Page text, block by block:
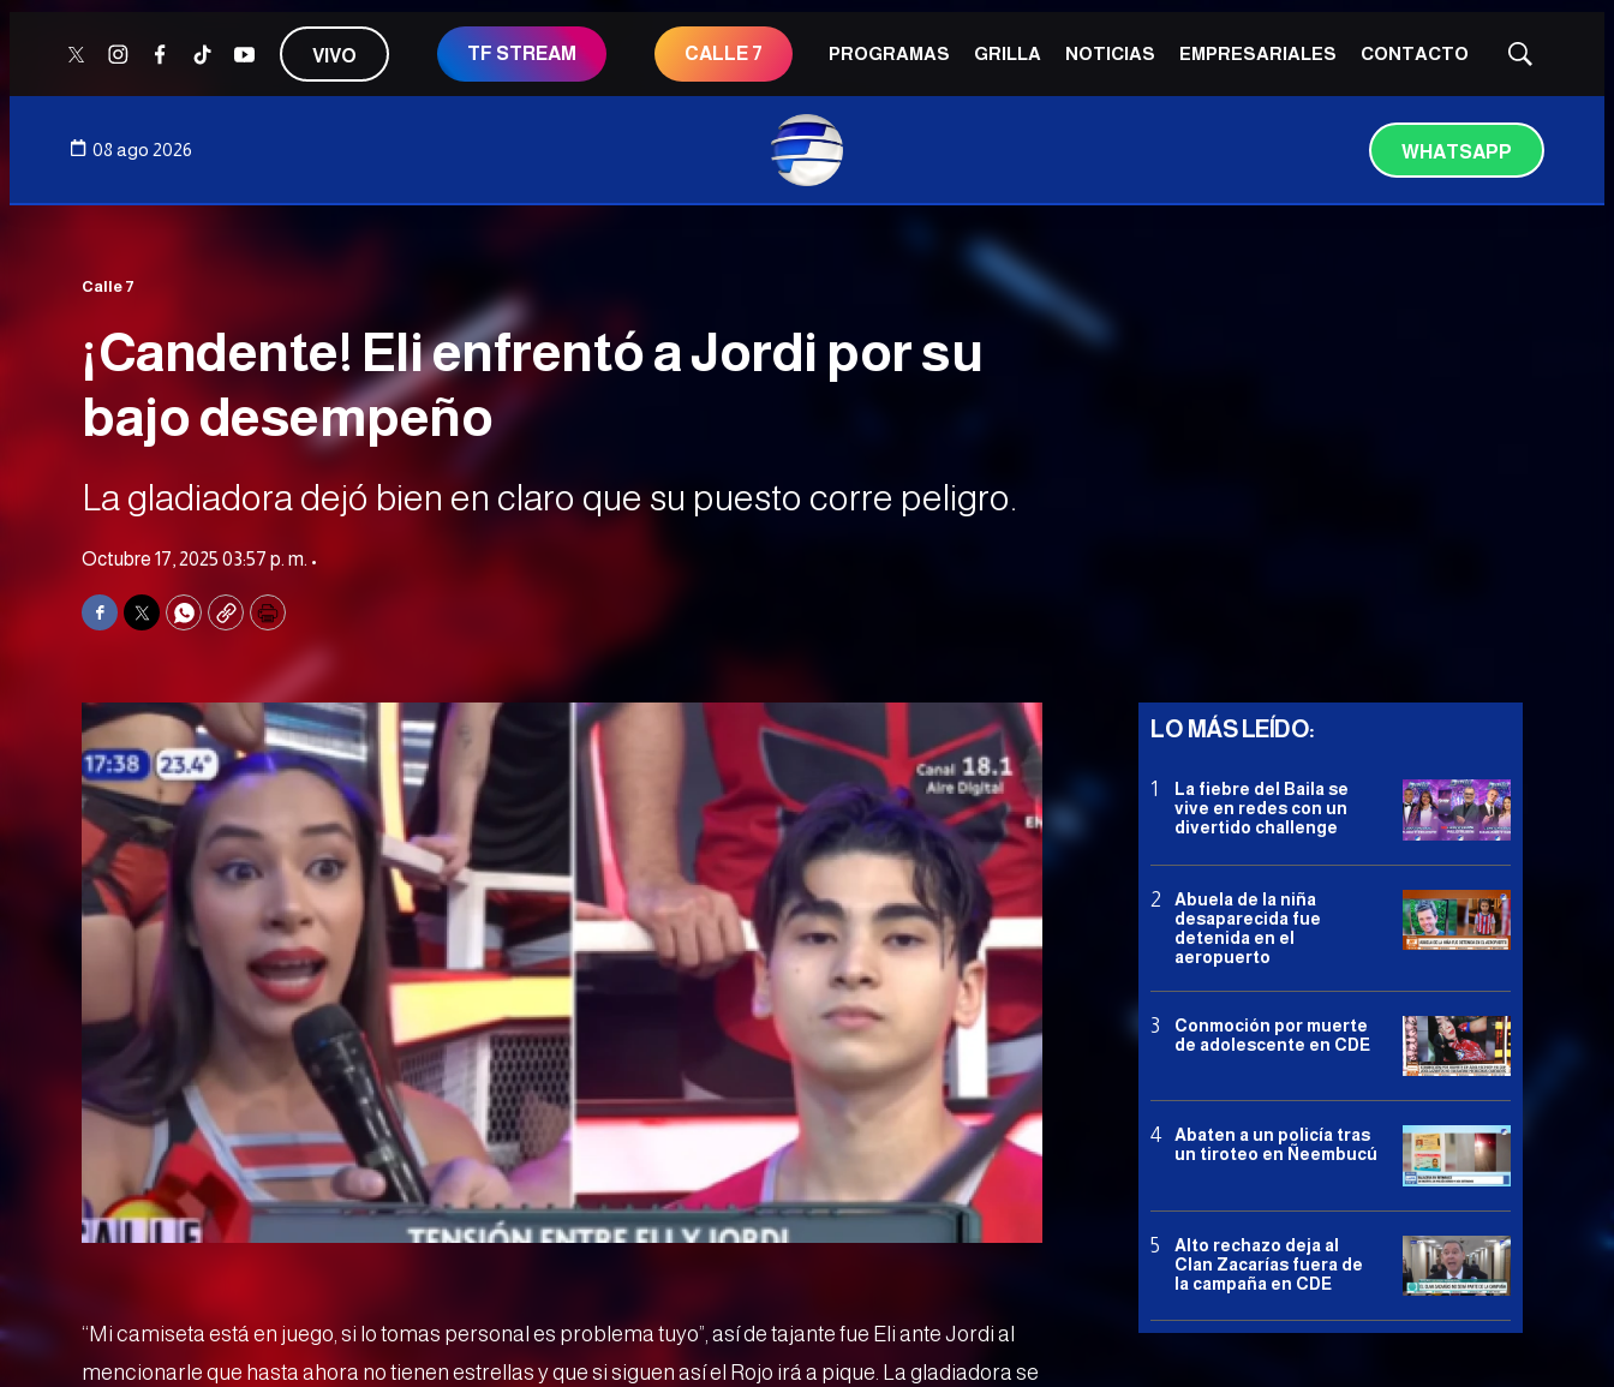
twitterinstagram
facebook
tiktokyoutubeVIVO TF STREAM CALLE 7 PROGRAMAS GRILLA NOTICIAS EMPRESARIALES CONTACTO
Mostrar
08 ago 2026 WHATSAPP
Calle 7
¡Candente! Eli enfrentó a Jordi por su
bajo desempeño
La gladiadora dejó bien en claro que su puesto corre peligro.
Octubre 17, 2025 03:57 p. m. •
Facebook
TwitterWhatsApp
CopyPrint
“Mi camiseta está en juego, si lo tomas personal es problema tuyo”, así de tajante fue Eli ante Jordi al
mencionarle que hasta ahora no tienen estrellas y que si siguen así el Rojo irá a pique. La gladiadora se
LO MÁS LEÍDO:
La fiebre del Baila se
vive en redes con un
divertido challenge
Abuela de la niña
desaparecida fue
detenida en el
aeropuerto
Conmoción por muerte
de adolescente en CDE
Abaten a un policía tras
un tiroteo en Ñeembucú
Alto rechazo deja al
Clan Zacarías fuera de
la campaña en CDE